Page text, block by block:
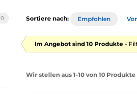
Sortiere nach: Empfohlen
Im Angebot sind 10 Produkte -
Wir stellen aus 1-10 von 10 Produkte